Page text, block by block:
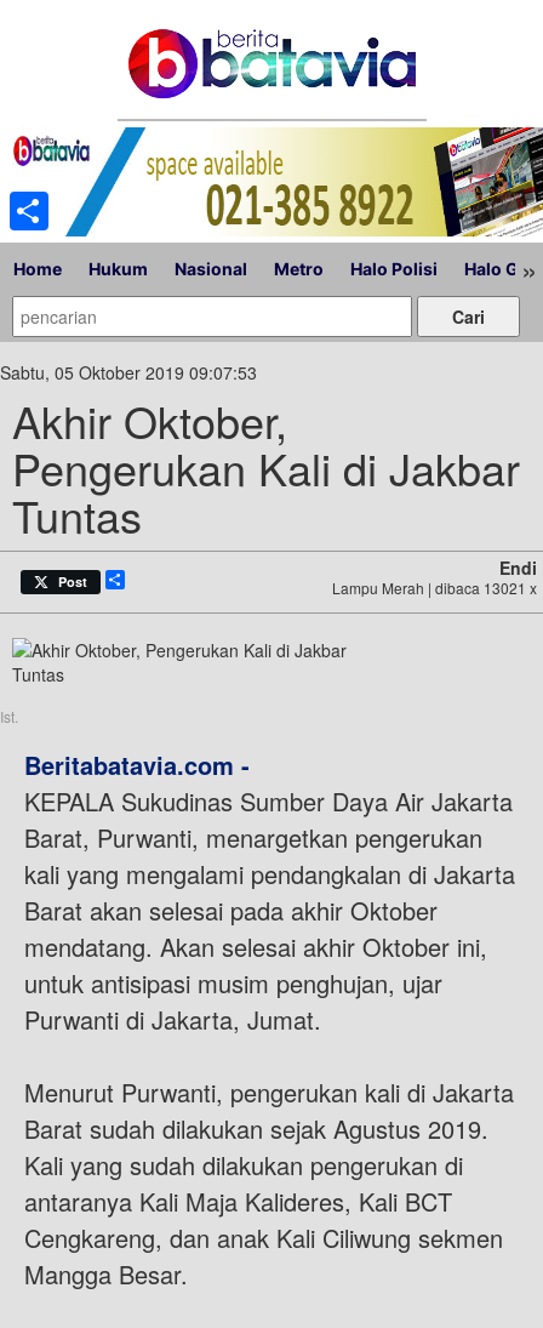
Home Hukum Nasional Metro Halo Polisi Halo »
Sabtu, 05 Oktober 2019 09:07:53
Akhir Oktober,
Pengerukan Kali di Jakbar
Tuntas
Post
Endi
Lampu Merah | dibaca 13021 x
Ist.
Beritabatavia.com -
KEPALA Sukudinas Sumber Daya Air Jakarta
Barat, Purwanti, menargetkan pengerukan
kali yang mengalami pendangkalan di Jakarta
Barat akan selesai pada akhir Oktober
mendatang. Akan selesai akhir Oktober ini,
untuk antisipasi musim penghujan, ujar
Purwanti di Jakarta, Jumat.
Menurut Purwanti, pengerukan kali di Jakarta
Barat sudah dilakukan sejak Agustus 2019.
Kali yang sudah dilakukan pengerukan di
antaranya Kali Maja Kalideres, Kali BCT
Cengkareng, dan anak Kali Ciliwung sekmen
Mangga Besar.
Share